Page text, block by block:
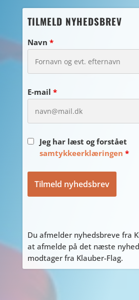
TILMELD NYHEDSBREV
Navn *
E-mail *
Jeg har læst og forstået
samtykkeerklæringen *
Du afmelder nyhedsbreve fra
at afmelde på det næste
modtager fra Klauber-Flag.